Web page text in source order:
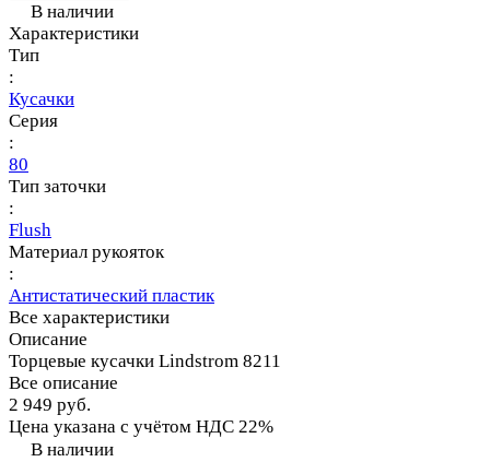
В наличии
Характеристики
Тип
:
Кусачки
Серия
:
80
Тип заточки
:
Flush
Материал рукояток
:
Антистатический пластик
Все характеристики
Описание
Торцевые кусачки Lindstrom 8211
Все описание
2 949 руб.
Цена указана с учётом НДС 22%
В наличии